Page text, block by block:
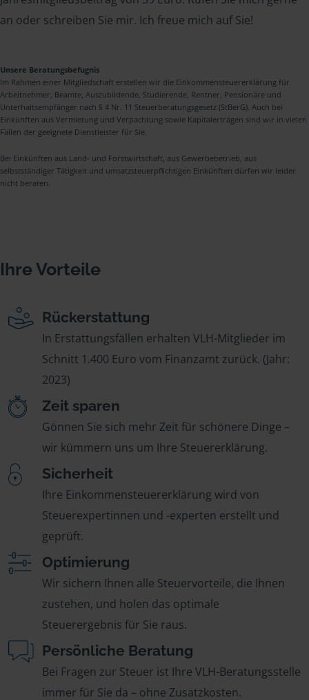
an oder schreiben Sie mir. Ich freue mich auf Sie!
Unsere Beratungsbefugnis
Im Rahmen einer Mitgliedschaft erstellen wir die Einkommensteuererklärung für
Arbeitnehmer, Beamte, Auszubildende, Studierende, Rentner, Pensionäre und
Unterhaltsempfänger nach § 4 Nr. 11 Steuerberatungsgesetz (StBerG). Auch bei
Einkünften aus Vermietung und Verpachtung sowie Kapitalerträgen sind wir in vielen
Fällen der geeignete Dienstleister für Sie.
Bei Einkünften aus Land- und Forstwirtschaft, aus Gewerbebetrieb, aus
selbstständiger Tätigkeit und umsatzsteuerpflichtigen Einkünften dürfen wir leider
nicht beraten.
Ihre Vorteile
Rückerstattung
In Erstattungsfällen erhalten VLH-Mitglieder im
Schnitt 1.400 Euro vom Finanzamt zurück. (Jahr:
2023)
Zeit sparen
Gönnen Sie sich mehr Zeit für schönere Dinge –
wir kümmern uns um Ihre Steuererklärung.
Sicherheit
Ihre Einkommensteuererklärung wird von
Steuerexpertinnen und -experten erstellt und
geprüft.
Optimierung
Wir sichern Ihnen alle Steuervorteile, die Ihnen
zustehen, und holen das optimale
Steuerergebnis für Sie raus.
Persönliche Beratung
Bei Fragen zur Steuer ist Ihre VLH-Beratungsstelle
immer für Sie da – ohne Zusatzkosten.